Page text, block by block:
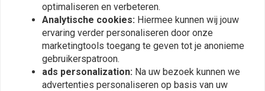
Plaats ook een review
Vergelijkbare producten
optimaliseren en verbeteren.
Analytische cookies: Hiermee kunnen wij jouw
ervaring verder personaliseren door onze
marketingtools toegang te geven tot je anonieme
gebruikerspatroon.
ads personalization: Na uw bezoek kunnen we
advertenties personaliseren op basis van uw